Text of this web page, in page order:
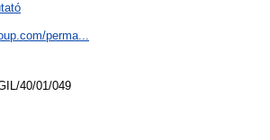
perma...
40/01/049